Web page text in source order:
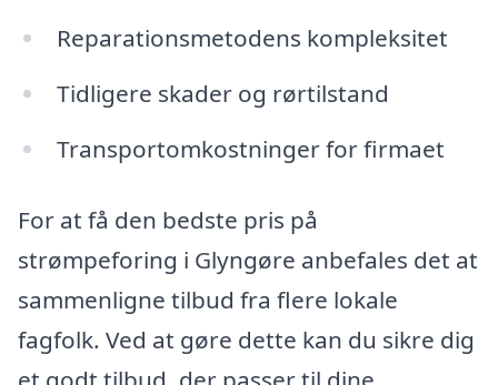
Reparationsmetodens kompleksitet
Tidligere skader og rørtilstand
Transportomkostninger for firmaet
For at få den bedste pris på
strømpeforing i Glyngøre anbefales det at
sammenligne tilbud fra flere lokale
fagfolk. Ved at gøre dette kan du sikre dig